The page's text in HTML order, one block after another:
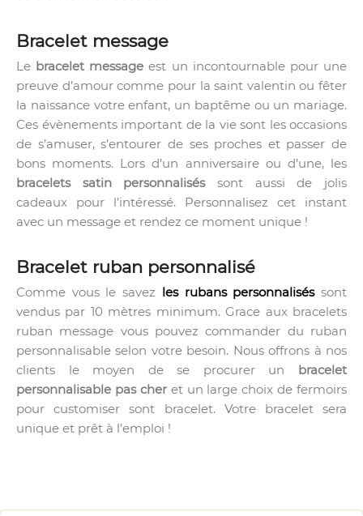
Bracelet message
Le bracelet message est un incontournable pour une
preuve d’amour comme pour la saint valentin ou fêter
la naissance votre enfant, un baptême ou un mariage.
Ces évènements important de la vie sont les occasions
de s’amuser, s’entourer de ses proches et passer de
bons moments. Lors d’un anniversaire ou d’une, les
bracelets satin personnaliséssont aussi de jolis
cadeaux pour l’intéressé. Personnalisez cet instant
avec un message et rendez ce moment unique !
Bracelet ruban personnalisé
Comme vous le savez les rubans personnaliséssont
vendus par 10 mètres minimum. Grace aux bracelets
ruban message vous pouvez commander du ruban
personnalisable selon votre besoin. Nous offrons à nos
clients le moyen de se procurer un bracelet
personnalisable pas cheret un large choix de fermoirs
pour customiser sont bracelet. Votre bracelet sera
unique et prêt à l’emploi !